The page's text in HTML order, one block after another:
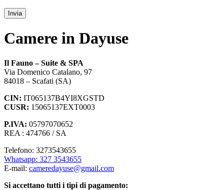
Camere in Dayuse
Il Fauno – Suite & SPA
Via Domenico Catalano, 97
84018 – Scafati (SA)
CIN: IT065137B4YI8XGSTD
CUSR: 15065137EXT0003
P.IVA: 05797070652
REA : 474766 / SA
Telefono: 3273543655
Whatsapp: 327 3543655
E-mail: cameredayuse@gmail.com
Si accettano tutti i tipi di pagamento: